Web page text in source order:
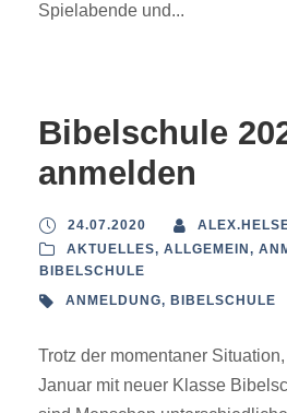
Spielabende und...
Bibelschule
anmelden
24.07.2020
AKTUELLES, ALLGEMEIN ,
BIBELSCHULE
ANMELDUNG, BIBELSCHULE
Trotz der momentaner
Januar mit neuer Klasse